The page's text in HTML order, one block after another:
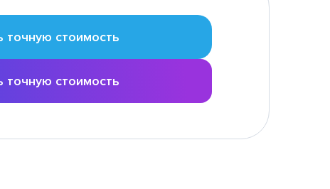
точную стоимость
точную стоимость